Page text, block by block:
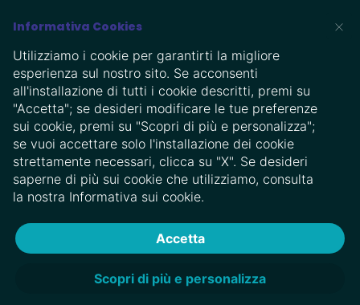
EN
Modulo E-Commerce
Compila ora senza alcun impegno per
ricevere la tua proposta personalizzata
×
Informativa Cookies
Utilizziamo i cookie per garantirti la migliore
esperienza sul nostro sito. Se acconsenti
all'installazione di tutti i cookie descritti, premi su
"Accetta"; se desideri modificare le tue preferenze
sui cookie, premi su "Scopri di più e personalizza";
se vuoi accettare solo l'installazione dei cookie
strettamente necessari, clicca su "X". Se desideri
saperne di più sui cookie che utilizziamo, consulta
la nostra Informativa sui cookie.
Scopri di più e personalizza
Accetta